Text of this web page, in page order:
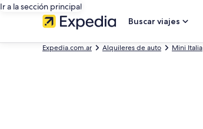
Ir a la sección principal
Buscar viajes
Expedia.com.ar Alquileres de auto Mini Italia